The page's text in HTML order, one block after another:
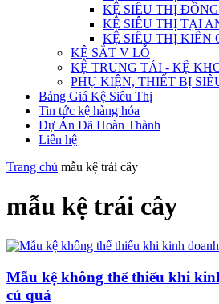
KỆ SIÊU THỊ
KỆ SIÊU THỊ TẠI
KỆ SIÊU THỊ KIÊN
KỆ SẮT V LỖ
KỆ TRUNG TẢI - KỆ
PHỤ KIỆN, THIẾT BỊ
Bảng Giá Kệ Siêu Thị
Tin tức kệ hàng hóa
Dự Án Đã Hoàn Thành
Liên hệ
Trang chủ mẫu kệ trái cây
mẫu kệ trái cây
Mẫu kệ không thể thiếu khi
củ quả